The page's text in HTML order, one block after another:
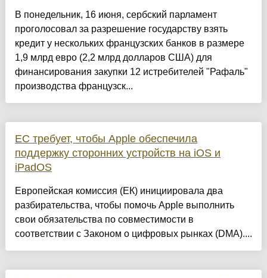
В понедельник, 16 июня, сербский парламент
проголосовал за разрешение государству взять
кредит у нескольких французских банков в размере
1,9 млрд евро (2,2 млрд долларов США) для
финансирования закупки 12 истребителей "Рафаль"
производства французск...
ЕС требует, чтобы Apple обеспечила
поддержку сторонних устройств на iOS и
iPadOS
Европейская комиссия (ЕК) инициировала два
разбирательства, чтобы помочь Apple выполнить
свои обязательства по совместимости в
соответствии с Законом о цифровых рынках (DMA)....